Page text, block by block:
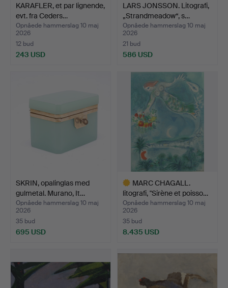
KARAFLER, et par lignende,
evt. fra Ceders…
Opnåede hammerslag 10 maj
2026
12 bud
243 USD
LARS JONSSON. Litografi,
„Strandmeadow“, s…
Opnåede hammerslag 10 maj
2026
21 bud
586 USD
SKRIN, opalinglas med
gulmetal. Murano, It…
Opnåede hammerslag 10 maj
2026
35 bud
695 USD
MARC CHAGALL.
litografi, "Sirène et poisso…
Opnåede hammerslag 10 maj
2026
35 bud
8.435 USD